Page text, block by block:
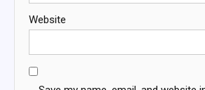
Website